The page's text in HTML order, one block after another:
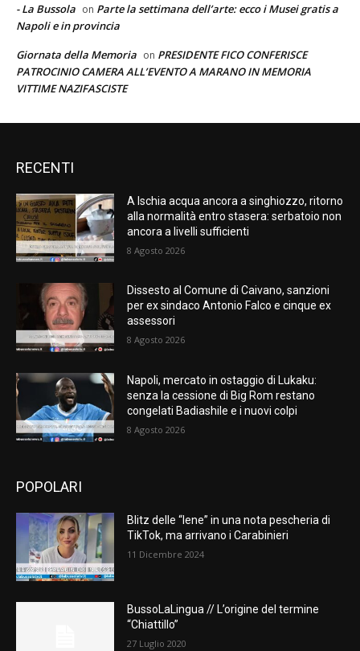
- La Bussola on Parte la settimana dell’arte: ecco i Musei gratis a
Napoli e in provincia
Giornata della Memoria on PRESIDENTE FICO CONFERISCE
PATROCINIO CAMERA ALL’EVENTO A MARANO IN MEMORIA
VITTIME NAZIFASCISTE
RECENTI
A Ischia acqua ancora a singhiozzo, ritorno
alla normalità entro stasera: serbatoio non
ancora a livelli sufficienti
8 Agosto 2026
Dissesto al Comune di Caivano, sanzioni
per ex sindaco Antonio Falco e cinque ex
assessori
8 Agosto 2026
Napoli, mercato in ostaggio di Lukaku:
senza la cessione di Big Rom restano
congelati Badiashile e i nuovi colpi
8 Agosto 2026
POPOLARI
Blitz delle “Iene” in una nota pescheria di
TikTok, ma arrivano i Carabinieri
11 Dicembre 2024
BussoLaLingua // L’origine del termine
“Chiattillo”
27 Luglio 2020